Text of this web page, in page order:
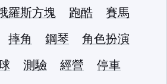
羅斯方塊 跑酷
賽馬
摔角 鋼琴
角色扮演
測驗 經營
停車